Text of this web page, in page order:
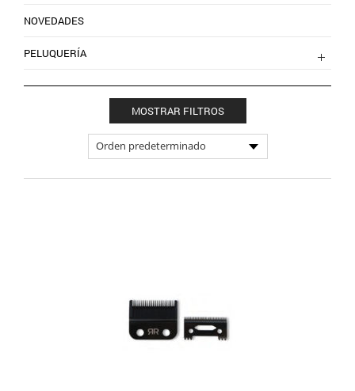
MOSTRAR FILTROS
NOVEDADES
PELUQUERÍA